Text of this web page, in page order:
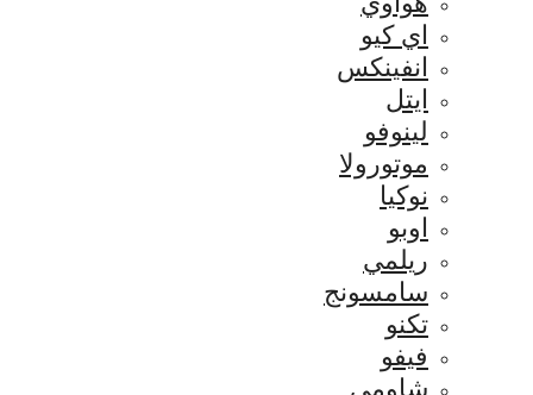
اي كيو
انفينكس
ايتل
لينوفو
موتورولا
نوكيا
اوبو
ريلمي
سامسونج
تكنو
فيفو
شاومي